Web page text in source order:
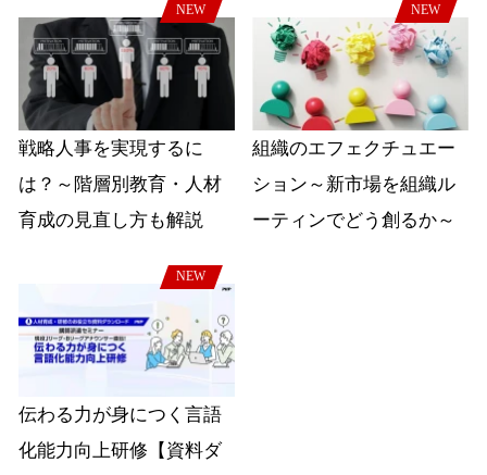
NEW
戦略人事を実現するに
は？～階層別教育・人材
育成の見直し方も解説
NEW
組織のエフェクチュエー
ション～新市場を組織ル
ーティンでどう創るか～
NEW
伝わる力が身につく言語
化能力向上研修【資料ダ